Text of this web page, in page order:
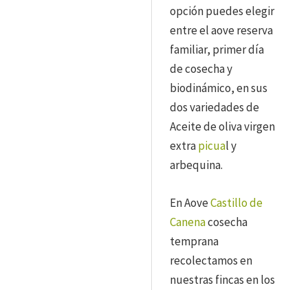
opción puedes elegir
entre el aove reserva
familiar, primer día
de cosecha y
biodinámico, en sus
dos variedades de
Aceite de oliva virgen
extrapicual y
arbequina.
En AoveCastillo de
Canenacosecha
temprana
recolectamos en
nuestras fincas en los